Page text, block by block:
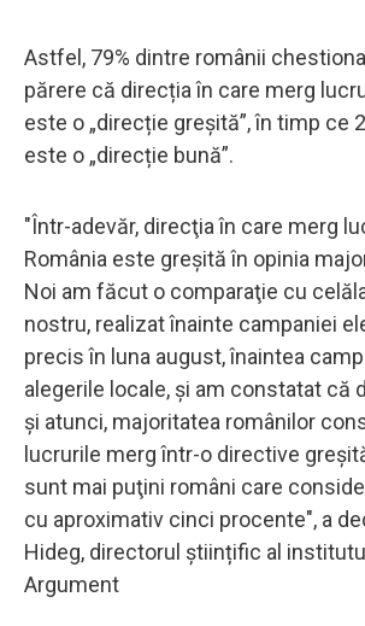
Astfel, 79% dintre românii
părere că direcția în care merg
este o „direcție greșită”, în timp ce
este o „direcție bună”.
"Într-adevăr, direcţia în care merg
România este greşită în opinia
Noi am făcut o comparaţie cu
nostru, realizat înainte campaniei
precis în luna august, înaintea
alegerile locale, şi am constatat că
şi atunci, majoritatea românilor
lucrurile merg într-o directive
sunt mai puţini români care
cu aproximativ cinci procente", a
Hideg, directorul științific al
Argument